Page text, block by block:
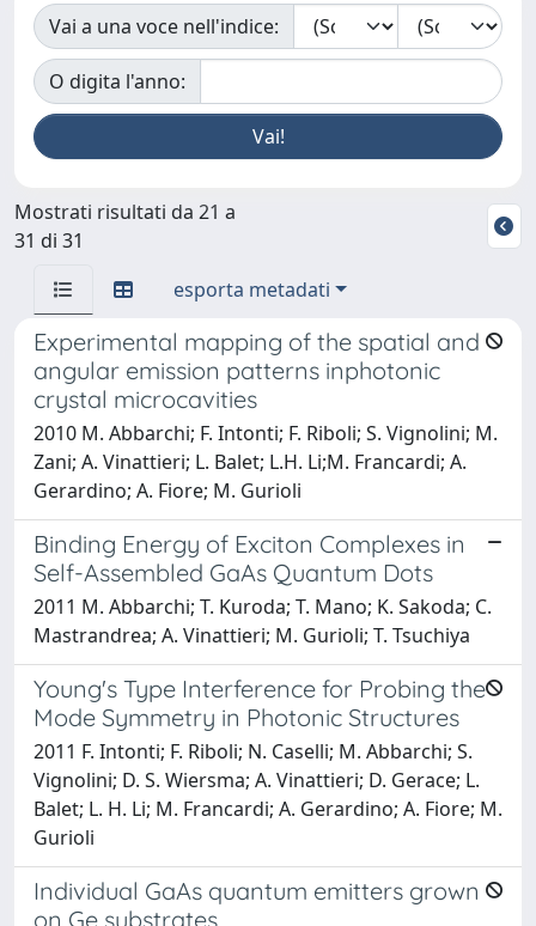
Vai a una voce nell'indice:
O digita l'anno:
Mostrati risultati da 21 a
31 di 31
esporta metadati
Experimental mapping of the spatial and
angular emission patterns inphotonic
crystal microcavities
2010 M. Abbarchi; F. Intonti; F. Riboli; S. Vignolini; M.
Zani; A. Vinattieri; L. Balet; L.H. Li;M. Francardi; A.
Gerardino; A. Fiore; M. Gurioli
Binding Energy of Exciton Complexes in
Self-Assembled GaAs Quantum Dots
2011 M. Abbarchi; T. Kuroda; T. Mano; K. Sakoda; C.
Mastrandrea; A. Vinattieri; M. Gurioli; T. Tsuchiya
Young's Type Interference for Probing the
Mode Symmetry in Photonic Structures
2011 F. Intonti; F. Riboli; N. Caselli; M. Abbarchi; S.
Vignolini; D. S. Wiersma; A. Vinattieri; D. Gerace; L.
Balet; L. H. Li; M. Francardi; A. Gerardino; A. Fiore; M.
Gurioli
Individual GaAs quantum emitters grown
on Ge substrates